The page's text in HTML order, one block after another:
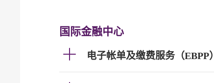
国际金融中心
电子帐单及缴费服务（EBPP）